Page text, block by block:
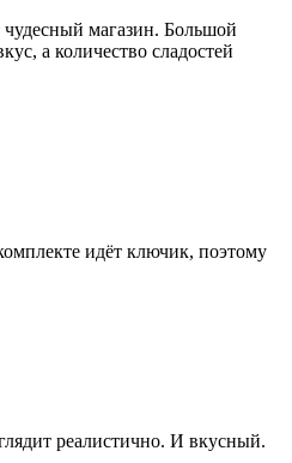
магазин. Большой
а количество сладостей
идёт ключик, поэтому
реалистично. И вкусный.